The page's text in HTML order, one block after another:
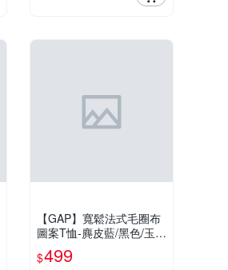
【GAP】寬鬆法式毛圈布
圖案T恤-麂皮藍/黑色/玉米
黃/新款米白/櫻草粉(9009
71)
$499